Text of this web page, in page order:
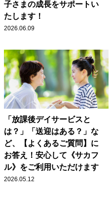
子さまの成長をサポートい
たします！
2026.06.09
「放課後デイサービスと
は？」「送迎はある？」な
ど、【よくあるご質問】に
お答え！安心して《サカフ
ル》をご利用いただけます
2026.05.12